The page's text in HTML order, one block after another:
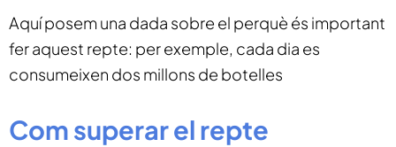
Aquí posem una dada sobre el perquè és important
fer aquest repte: per exemple, cada dia es
consumeixen dos millons de botelles
Com superar el repte